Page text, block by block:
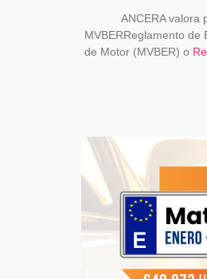
ANCERA valora
MVBERReglamento de
de Motor (MVBER) o